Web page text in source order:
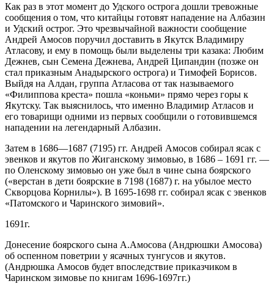
Как раз в этот момент до Удского острога дошли тревожные
сообщения о том, что китайцы готовят нападение на Албазин
и Удский острог. Это чрезвычайной важности сообщение
Андрей Амосов поручил доставить в Якутск Владимиру
Атласову, и ему в помощь были выделены три казака: Любим
Дежнев, сын Семена Дежнева, Андрей Ципандин (позже он
стал приказным Анадырского острога) и Тимофей Борисов.
Выйдя на Алдан, группа Атласова от так называемого
«Филиппова креста» пошла «коньми» прямо через горы к
Якутску. Так выяснилось, что именно Владимир Атласов и
его товарищи одними из первых сообщили о готовившемся
нападении на легендарный Албазин.
Затем в 1686—1687 (7195) гг. Андрей Амосов собирал ясак с
эвенков и якутов по Жиганскому зимовью, в 1686 – 1691 гг. —
по Оленскому зимовью он уже был в чине сына боярского
(«верстан в дети боярские в 7198 (1687) г. на убылое место
Скворцова Корнилы»). В 1695-1698 гг. собирал ясак с эвенков
«Патомского и Чаринского зимовий».
1691г.
Донесение боярского сына А.Амосова (Андрюшки Амосова)
об оспенном поветрии у ясачных тунгусов и якутов.
(Андрюшка Амосов будет впоследствие приказчиком в
Чаринском зимовье по книгам 1696-1697гг.)